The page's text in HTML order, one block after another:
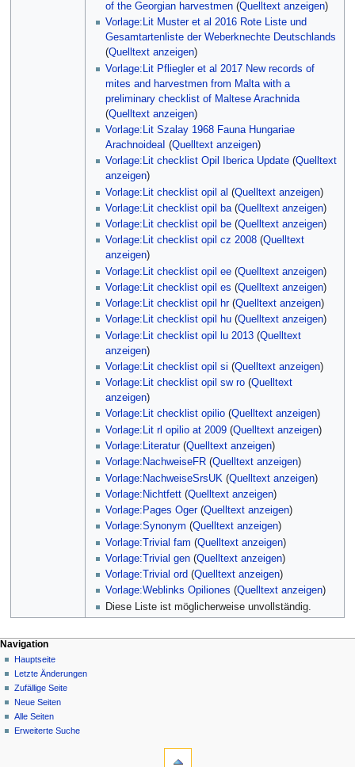
of the Georgian harvestmen (Quelltext anzeigen)
Vorlage:Lit Muster et al 2016 Rote Liste und
Gesamtartenliste der Weberknechte Deutschlands
(Quelltext anzeigen)
Vorlage:Lit Pfliegler et al 2017 New records of
mites and harvestmen from Malta with a
preliminary checklist of Maltese Arachnida
(Quelltext anzeigen)
Vorlage:Lit Szalay 1968 Fauna Hungariae
ArachnoideaI (Quelltext anzeigen)
Vorlage:Lit checklist Opil Iberica Update (Quelltext
anzeigen)
Vorlage:Lit checklist opil al (Quelltext anzeigen)
Vorlage:Lit checklist opil ba(Quelltext anzeigen)
Vorlage:Lit checklist opil be (Quelltext anzeigen)
Vorlage:Lit checklist opil cz 2008 (Quelltext
anzeigen)
Vorlage:Lit checklist opil ee (Quelltext anzeigen)
Vorlage:Lit checklist opil es (Quelltext anzeigen)
Vorlage:Lit checklist opil hr(Quelltext anzeigen)
Vorlage:Lit checklist opil hu (Quelltext anzeigen)
Vorlage:Lit checklist opil lu 2013 (Quelltext
anzeigen)
Vorlage:Lit checklist opil si (Quelltext anzeigen)
Vorlage:Lit checklist opil sw ro (Quelltext
anzeigen)
Vorlage:Lit checklist opilio (Quelltext anzeigen)
Vorlage:Lit rl opilio at 2009 (Quelltext anzeigen)
Vorlage:Literatur(Quelltext anzeigen)
Vorlage:NachweiseFR (Quelltext anzeigen)
Vorlage:NachweiseSrsUK (Quelltext anzeigen)
Vorlage:Nichtfett (Quelltext anzeigen)
Vorlage:Pages Oger(Quelltext anzeigen)
Vorlage:Synonym (Quelltext anzeigen)
Vorlage:Trivial fam (Quelltext anzeigen)
Vorlage:Trivial gen (Quelltext anzeigen)
Vorlage:Trivial ord (Quelltext anzeigen)
Vorlage:Weblinks Opiliones (Quelltext anzeigen)
Diese Liste ist möglicherweise unvollständig.
Navigation
Hauptseite
Letzte Änderungen
Zufällige Seite
Neue Seiten
Alle Seiten
Erweiterte Suche